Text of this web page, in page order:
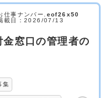
仕事ナンバー. eof26x50
載日：2026/07/13
窓口の管理者の
集